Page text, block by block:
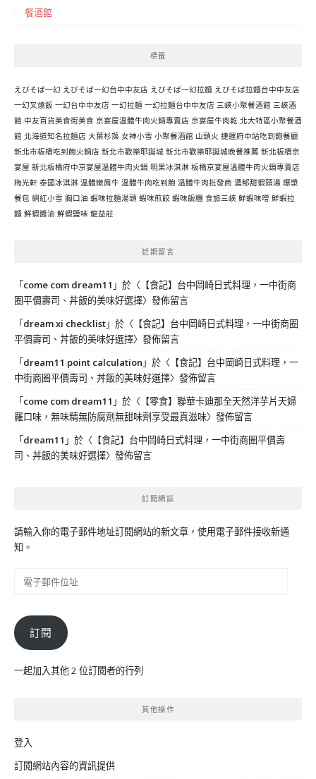
餐酒館
標籤
えびそば一幻 えびそば一幻台中中友店 えびそば一幻拉麵 えびそば拉麵台中中友店
一幻叉燒飯 一幻台中中友店 一幻拉麵 一幻拉麵台中中友店 三峽小聚餐酒館 三峽酒
館 中友百貨美食街美食 京宴屋溫體牛肉火鍋專賣店 京宴屋牛肉乾 北大特區小聚餐酒
館 北海道知名拉麵店 大葉杉藻 女神小雪 小聚餐酒館 山頭火 捷運府中站吃到飽餐廳
新北市板橋吃到飽火鍋店 新北市歡樂耶誕城 新北市歡樂耶誕城晚餐推薦 新北板橋京
宴屋 新北板橋府中京宴屋溫體牛肉火鍋 明果冰淇淋 板橋京宴屋溫體牛肉火鍋專賣店
梅光軒 泰國冰淇淋 溫體嫩肩牛 溫體牛肉吃到飽 溫體牛肉批發商 濃郁甜蝦頭湯 爆漿
餐包 網紅小雪 胸口油 蝦味拉麵湯頭 蝦味煎餃 蝦味飯糰 食旅三峽 鮮蝦味噌 鮮蝦拉
麵 鮮蝦醬油 鮮蝦鹽味 龍益莊
近期留言
「come com dream11 」於〈 【食記】台中岡崎日式料理，一中街商
圈平價壽司、丼飯的美味好選擇〉發佈留言
「dream xi checklist」於〈 【食記】台中岡崎日式料理，一中街商圈
平價壽司、丼飯的美味好選擇〉發佈留言
「dream11 point calculation 」於〈 【食記】台中岡崎日式料理，一
中街商圈平價壽司、丼飯的美味好選擇〉發佈留言
「come com dream11 」於〈 【零食】聯華卡廸那全天然洋芋片天婦
羅口味，無味精無防腐劑無甜味劑享受最真滋味〉發佈留言
「dream11 」於〈 【食記】台中岡崎日式料理，一中街商圈平價壽
司、丼飯的美味好選擇〉發佈留言
訂閱網誌
請輸入你的電子郵件地址訂閱網站的新文章，使用電子郵件接收新通
知。
件
位
訂閱
一起加入其他 2 位訂閱者的行列
其他操作
登入
訂閱網站內容的資訊提供